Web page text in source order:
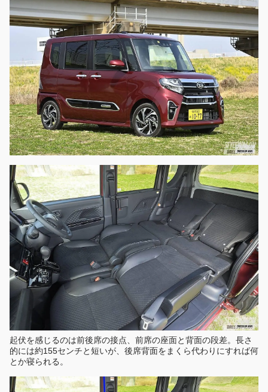
起伏を感じるのは前後席の接点、前席の座面と背面の段差。長さ
的には約155センチと短いが、後席背面をまくら代わりにすれば何
とか寝られる。